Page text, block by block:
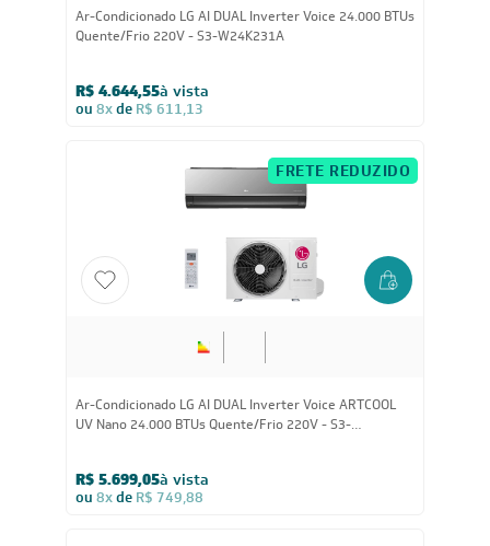
Ar-Condicionado LG AI DUAL Inverter Voice 24.000 BTUs
Quente/Frio 220V - S3-W24K231A
R$ 4.644,55à vista
ou 8xde R$ 611,13
FRETE REDUZIDO
Ar-Condicionado LG AI DUAL Inverter Voice ARTCOOL
UV Nano 24.000 BTUs Quente/Frio 220V - S3-
R$ 5.699,05à vista
ou 8xde R$ 749,88